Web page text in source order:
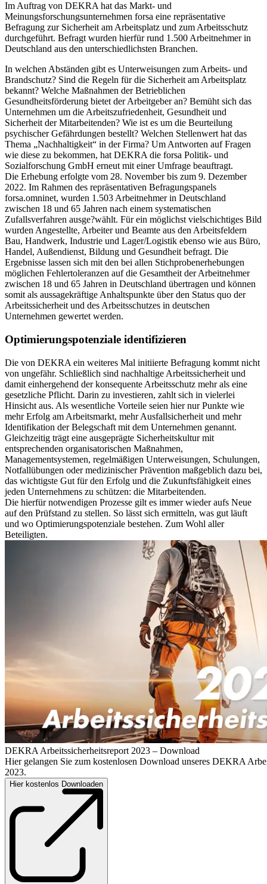
Im Auftrag von DEKRA hat das Markt- und
Meinungsforschungsunternehmen forsa eine repräsentative
Befragung zur Sicherheit am Arbeitsplatz und zum Arbeitsschutz
durchgeführt. Befragt wurden hierfür rund 1.500 Arbeitnehmer in
Deutschland aus den unterschiedlichsten Branchen.
In welchen Abständen gibt es Unterweisungen zum Arbeits- und
Brandschutz? Sind die Regeln für die Sicherheit am Arbeitsplatz
bekannt? Welche Maßnahmen der Betrieblichen
Gesundheitsförderung bietet der Arbeitgeber an? Bemüht sich das
Unternehmen um die Arbeitszufriedenheit, Gesundheit und
Sicherheit der Mitarbeitenden? Wie ist es um die Beurteilung
psychischer Gefährdungen bestellt? Welchen Stellenwert hat das
Thema „Nachhaltigkeit“ in der Firma? Um Antworten auf Fragen
wie diese zu bekommen, hat DEKRA die forsa Politik- und
Sozialforschung GmbH erneut mit einer Umfrage beauftragt.
Die Erhebung erfolgte vom 28. November bis zum 9. Dezember
2022. Im Rahmen des repräsentativen Befragungspanels
forsa.omninet, wurden 1.503 Arbeitnehmer in Deutschland
zwischen 18 und 65 Jahren nach einem systematischen
Zufallsverfahren ausge?wählt. Für ein möglichst vielschichtiges Bild
wurden Angestellte, Arbeiter und Beamte aus den Arbeitsfeldern
Bau, Handwerk, Industrie und Lager/Logistik ebenso wie aus Büro,
Handel, Außendienst, Bildung und Gesundheit befragt. Die
Ergebnisse lassen sich mit den bei allen Stichprobenerhebungen
möglichen Fehlertoleranzen auf die Gesamtheit der Arbeitnehmer
zwischen 18 und 65 Jahren in Deutschland übertragen und können
somit als aussagekräftige Anhaltspunkte über den Status quo der
Arbeitssicherheit und des Arbeitsschutzes in deutschen
Unternehmen gewertet werden.
Optimierungspotenziale identifizieren
Die von DEKRA ein weiteres Mal initiierte Befragung kommt nicht
von ungefähr. Schließlich sind nachhaltige Arbeitssicherheit und
damit einhergehend der konsequente Arbeitsschutz mehr als eine
gesetzliche Pflicht. Darin zu investieren, zahlt sich in vielerlei
Hinsicht aus. Als wesentliche Vorteile seien hier nur Punkte wie
mehr Erfolg am Arbeitsmarkt, mehr Ausfallsicherheit und mehr
Identifikation der Belegschaft mit dem Unternehmen genannt.
Gleichzeitig trägt eine ausgeprägte Sicherheitskultur mit
entsprechenden organisatorischen Maßnahmen,
Managementsystemen, regelmäßigen Unterweisungen, Schulungen,
Notfallübungen oder medizinischer Prävention maßgeblich dazu bei,
das wichtigste Gut für den Erfolg und die Zukunftsfähigkeit eines
jeden Unternehmens zu schützen: die Mitarbeitenden.
Die hierfür notwendigen Prozesse gilt es immer wieder aufs Neue
auf den Prüfstand zu stellen. So lässt sich ermitteln, was gut läuft
und wo Optimierungspotenziale bestehen. Zum Wohl aller
Beteiligten.
DEKRA Arbeitssicherheitsreport 2023 – Download
Hier gelangen Sie zum kostenlosen Download unseres DEKRA
2023.
Hier kostenlos Downloaden